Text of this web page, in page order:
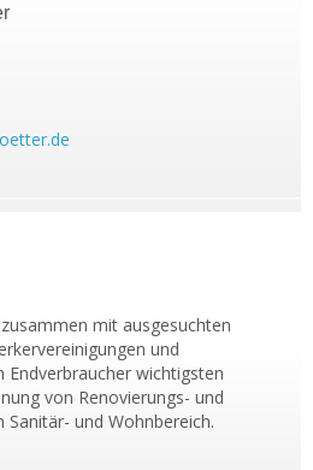
mit ausgesuchten
und
wichtigsten
von Renovierungs- und
und Wohnbereich.